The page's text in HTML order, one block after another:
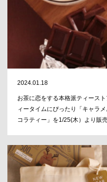
2024.01.18
お茶に恋をする本格派ティース
ィータイムにぴったり「キャラ
コラティー」を1/25(木）より販